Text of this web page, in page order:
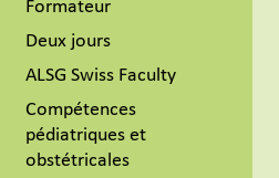
Formateur
Deux jours
ALSG Swiss Faculty
Compétences
pédiatriques et
obstétricales